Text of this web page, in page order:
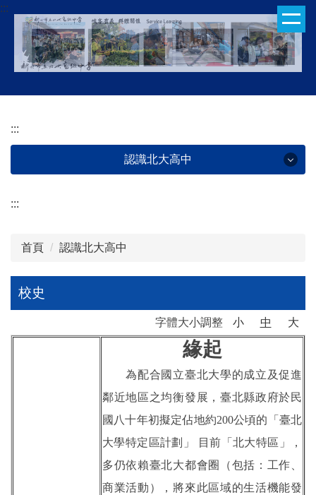
跳
容
:::
:::
認識北大高中
認識北大高中
校史
學校理念
:::
首頁 認識北大高中
校史
字體大小調整 小 中 大
緣起
為配合國立臺北大學的成立及促進
鄰近地區之均衡發展，臺北縣政府於民
國八十年初擬定佔地約200公頃的「臺北
大學特定區計劃」 目前「北大特區」，
多仍依賴臺北大都會圈（包括：工作、
商業活動），將來此區域的生活機能發